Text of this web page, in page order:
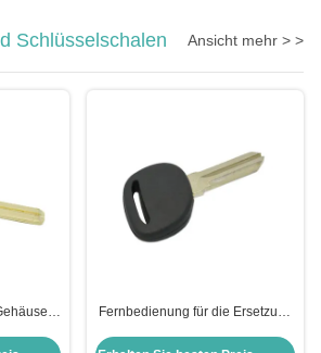
Schlüsselschalen Ansicht mehr > >
Fernbedienung für die Ersetzung